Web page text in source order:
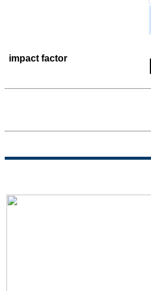
impact factor